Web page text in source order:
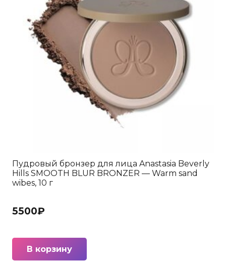
Пудровый бронзер для лица Anastasia Beverly
Hills SMOOTH BLUR BRONZER — Warm sand
wibes, 10 г
5500₽
В корзину